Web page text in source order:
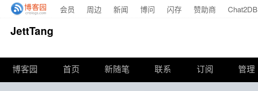
会员 周边 新闻 博问 闪存 赞助商 Chat2DB
JettTang
博客园 首页 新随笔 联系 订阅 管理